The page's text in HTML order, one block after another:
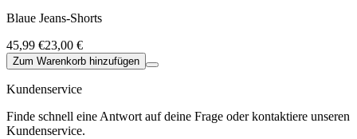
Blaue Jeans-Shorts
45,99 €23,00 €
Zum Warenkorb hinzufügen
Kundenservice
Finde schnell eine Antwort auf deine Frage oder kontaktiere unseren
Kundenservice.